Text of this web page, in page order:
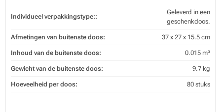
Individueel verpakkingstype::
Geleverd in een
geschenkdoos.
Afmetingen van buitenste doos: 37 x 27 x 15.5 cm
Inhoud van de buitenste doos: 0.015 m³
Gewicht van de buitenste doos: 9.7 kg
Hoeveelheid per doos: 80 stuks